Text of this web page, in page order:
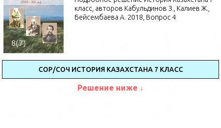
класс, авторов Кабульдинов З., Калиев Ж.,
Бейсембаева А. 2018, Вопрос 4
СОР/СОЧ ИСТОРИЯ КАЗАХСТАНА 7 КЛАСС
Решение ниже ↓